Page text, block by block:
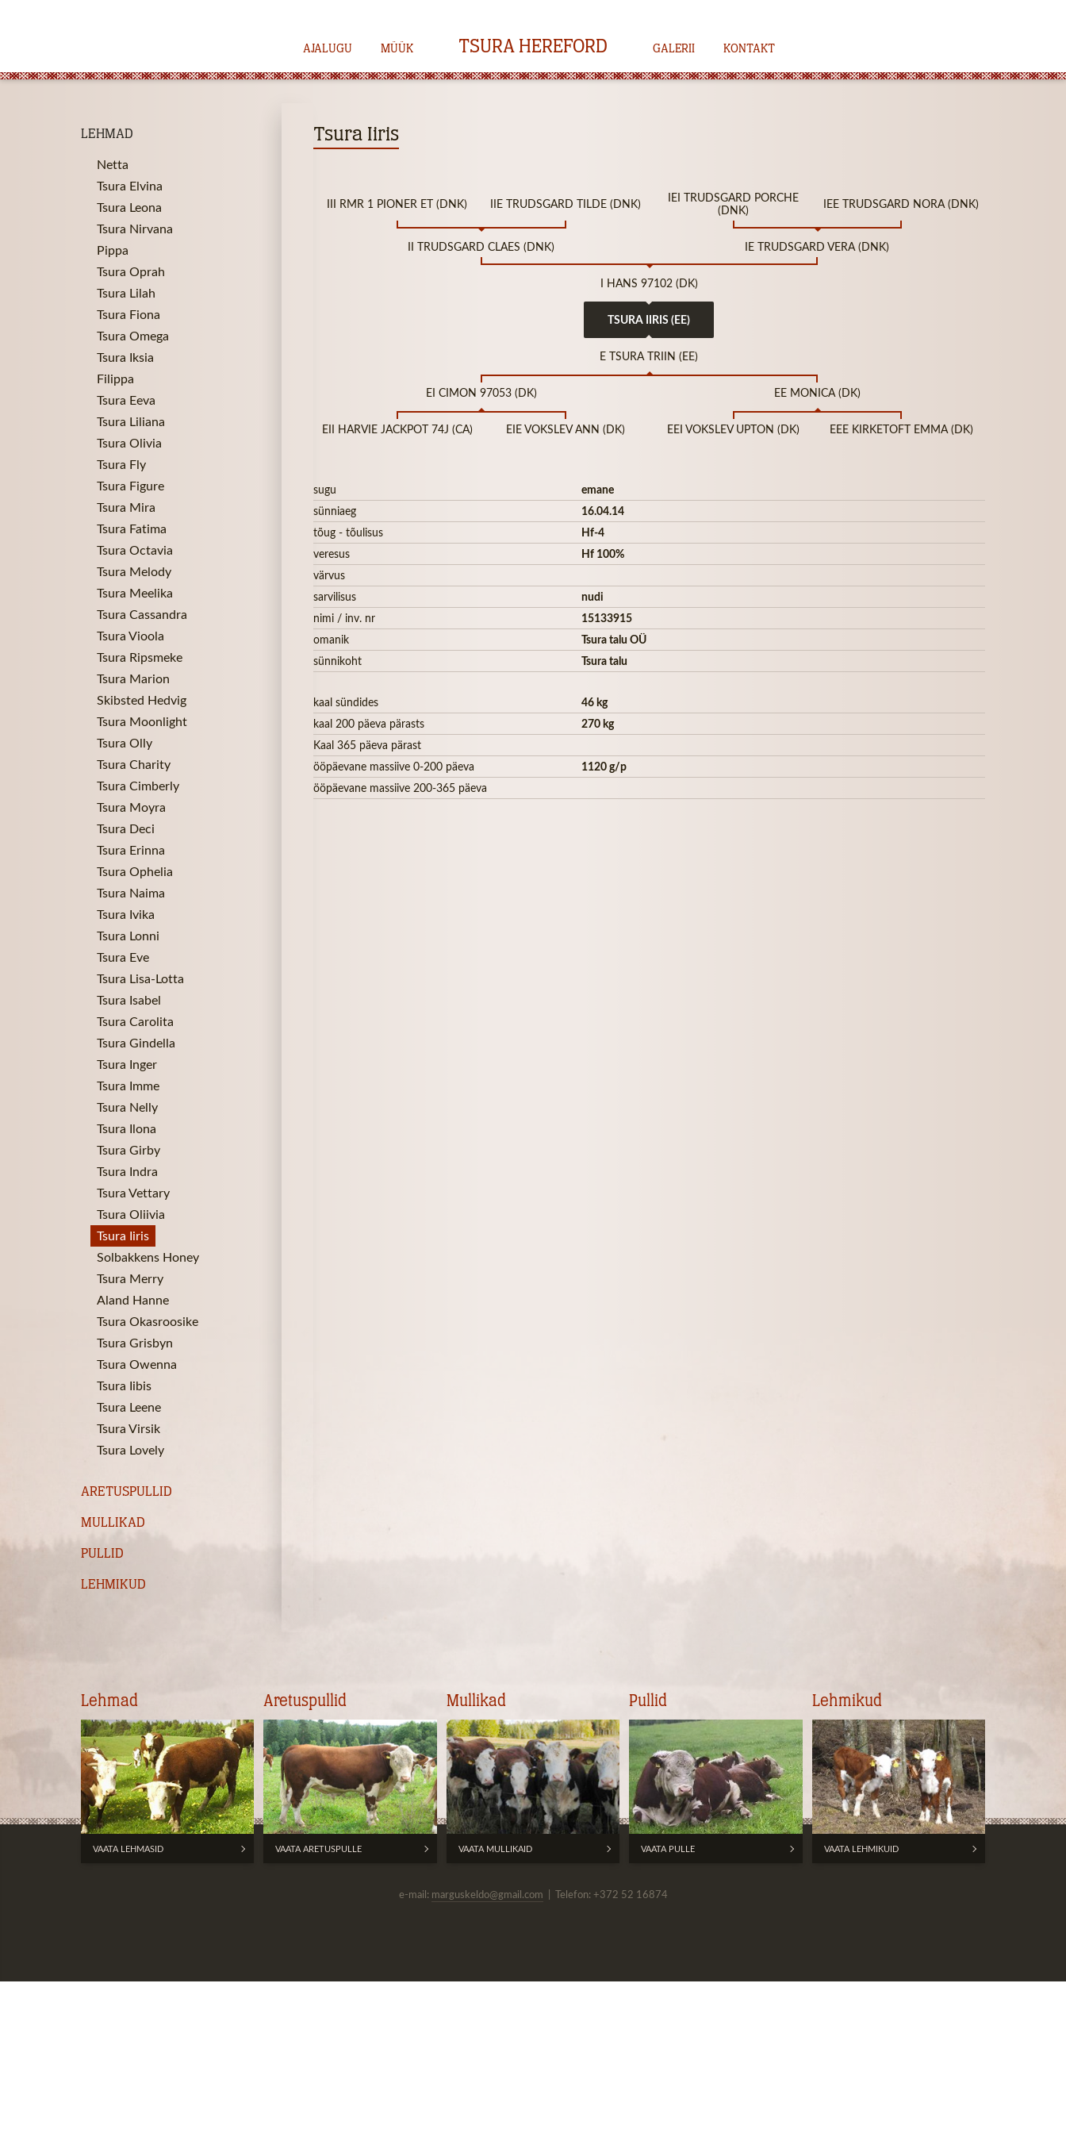
TSURA HEREFORD
AJALUGU MÜÜK GALERII KONTAKT
LEHMAD
Netta
Tsura Elvina
Tsura Leona
Tsura Nirvana
Pippa
Tsura Oprah
Tsura Lilah
Tsura Fiona
Tsura Omega
Tsura Iksia
Filippa
Tsura Eeva
Tsura Liliana
Tsura Olivia
Tsura Fly
Tsura Figure
Tsura Mira
Tsura Fatima
Tsura Octavia
Tsura Melody
Tsura Meelika
Tsura Cassandra
Tsura Vioola
Tsura Ripsmeke
Tsura Marion
Skibsted Hedvig
Tsura Moonlight
Tsura Olly
Tsura Charity
Tsura Cimberly
Tsura Moyra
Tsura Deci
Tsura Erinna
Tsura Ophelia
Tsura Naima
Tsura Ivika
Tsura Lonni
Tsura Eve
Tsura Lisa-Lotta
Tsura Isabel
Tsura Carolita
Tsura Gindella
Tsura Inger
Tsura Imme
Tsura Nelly
Tsura Ilona
Tsura Girby
Tsura Indra
Tsura Vettary
Tsura Oliivia
Tsura Iiris
Solbakkens Honey
Tsura Merry
Aland Hanne
Tsura Okasroosike
Tsura Grisbyn
Tsura Owenna
Tsura Iibis
Tsura Leene
Tsura Virsik
Tsura Lovely
ARETUSPULLID
MULLIKAD
PULLID
LEHMIKUD
Tsura Iiris
III RMR 1 PIONER ET (DNK) IIE TRUDSGARD TILDE (DNK)
IEI TRUDSGARD PORCHE
(DNK)
IEE TRUDSGARD NORA (DNK)
II TRUDSGARD CLAES (DNK) IE TRUDSGARD VERA (DNK)
I HANS 97102 (DK)
TSURA IIRIS (EE)
E TSURA TRIIN (EE)
EI CIMON 97053 (DK) EE MONICA (DK)
EII HARVIE JACKPOT 74J (CA) EIE VOKSLEV ANN (DK) EEI VOKSLEV UPTON (DK) EEE KIRKETOFT EMMA (DK)
sugu
emane
sünniaeg
16.04.14
tõug - tõulisus
Hf-4
veresus
Hf 100%
värvus
sarvilisus
nudi
nimi / inv. nr
15133915
omanik
Tsura talu OÜ
sünnikoht
Tsura talu
kaal sündides
46 kg
kaal 200 päeva pärasts
270 kg
Kaal 365 päeva pärast
ööpäevane massiive 0-200 päeva
1120 g/p
ööpäevane massiive 200-365 päeva
Lehmad
VAATA LEHMASID
Aretuspullid
VAATA ARETUSPULLE
Mullikad
VAATA MULLIKAID
Pullid
VAATA PULLE
Lehmikud
VAATA LEHMIKUID
e-mail: marguskeldo@gmail.com | Telefon: +372 52 16874